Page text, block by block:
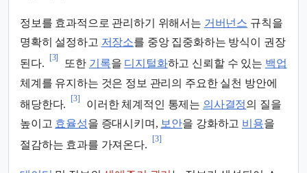
정보를 효과적으로 관리하기 위해서는 거버넌스 규칙을
명확히 설정하고 저장소를 중앙 집중화하는 방식이 권장
된다.
[3]
또한 기록을 디지털화하고 신뢰할 수 있는 백업
체계를 유지하는 것은 정보 관리의 주요한 실천 방안에
해당한다.
[3]
이러한 체계적인 통제는 의사결정의 질을
높이고 효율성을 증대시키며, 보안을 강화하고 비용을
절감하는 효과를 가져온다.
[3]